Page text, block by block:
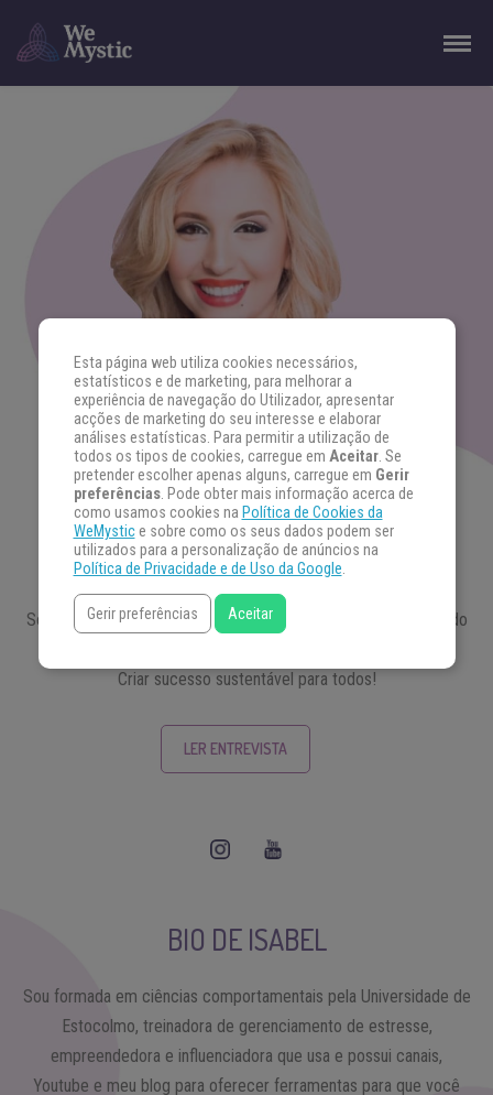
ISABEL LOPEZ
COACH
Sou natural da Espanha, mas meu coração também está dividido
Criar sucesso sustentável para todos!
LER ENTREVISTA
BIO DE ISABEL
Sou formada em ciências comportamentais pela Universidade de
Estocolmo, treinadora de gerenciamento de estresse,
empreendedora e influenciadora que usa e possui canais,
Youtube e meu blog para oferecer ferramentas para que você
Esta página web utiliza cookies necessários,
estatísticos e de marketing, para melhorar a
experiência de navegação do Utilizador, apresentar
acções de marketing do seu interesse e elaborar
análises estatísticas. Para permitir a utilização de
todos os tipos de cookies, carregue em Aceitar. Se
pretender escolher apenas alguns, carregue em Gerir
preferências. Pode obter mais informação acerca de
como usamos cookies na Política de Cookies da
WeMystice sobre como os seus dados podem ser
utilizados para a personalização de anúncios na
Política de Privacidade e de Uso da Google.
Gerir preferências Aceitar